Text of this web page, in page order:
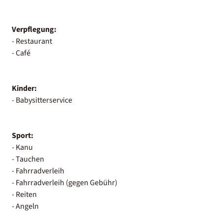
Verpflegung:
- Restaurant
- Café
Kinder:
- Babysitterservice
Sport:
- Kanu
- Tauchen
- Fahrradverleih
- Fahrradverleih (gegen Gebühr)
- Reiten
- Angeln